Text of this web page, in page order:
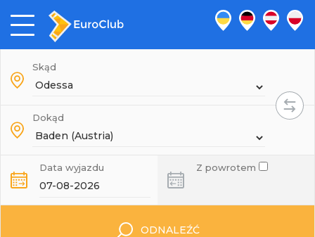
Skąd
Dokąd
Data wyjazdu Z powrotem
ODNALEŹĆ